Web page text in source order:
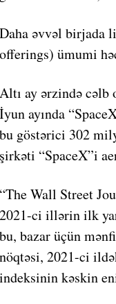
Daha əvvəl birjada
offerings) ümumi
Altı ay ərzində
İyun ayında “
bu göstərici 302
şirkəti “SpaceX”i
“The Wall Street
2021-ci illərin ilk
bu, bazar üçün
nöqtəsi, 2021-ci
indeksinin kəskin